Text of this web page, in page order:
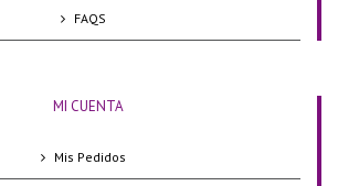
FAQS
MI CUENTA
Mis Pedidos